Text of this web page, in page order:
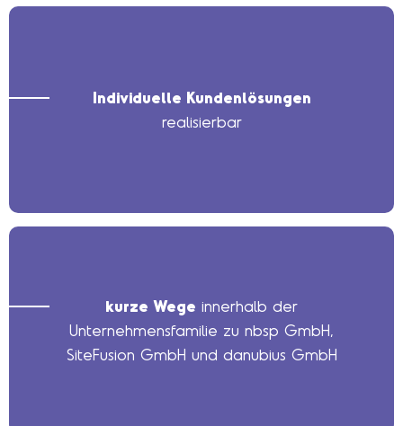
Individuelle Kundenlösungen
realisierbar
kurze Wege innerhalb der
Unternehmensfamilie zu nbsp GmbH,
SiteFusion GmbH und danubius GmbH